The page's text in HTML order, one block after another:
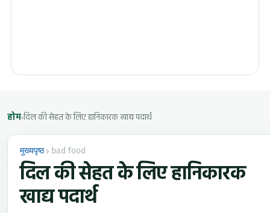
होम›दिल की सेहत के लिए हानिकारक खाद्य पदार्थ
मुख्यपृष्ठ bad food
दिल की सेहत के लिए हानिकारक
खाद्य पदार्थ